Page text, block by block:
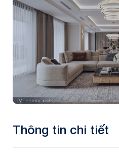
Thông tin chi tiết